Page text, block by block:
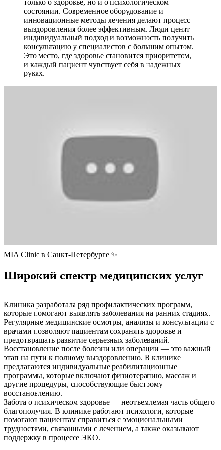
только о здоровье, но и о психологическом
состоянии. Современное оборудование и
инновационные методы лечения делают процесс
выздоровления более эффективным. Люди ценят
индивидуальный подход и возможность получить
консультацию у специалистов с большим опытом.
Это место, где здоровье становится приоритетом,
и каждый пациент чувствует себя в надежных
руках.
MIA Clinic в Санкт-Петербурге ✨
Широкий спектр медицинских услуг
Клиника разработала ряд профилактических программ,
которые помогают выявлять заболевания на ранних стадиях.
Регулярные медицинские осмотры, анализы и консультации с
врачами позволяют пациентам сохранять здоровье и
предотвращать развитие серьезных заболеваний.
Восстановление после болезни или операции — это важный
этап на пути к полному выздоровлению. В клинике
предлагаются индивидуальные реабилитационные
программы, которые включают физиотерапию, массаж и
другие процедуры, способствующие быстрому
восстановлению.
Забота о психическом здоровье — неотъемлемая часть общего
благополучия. В клинике работают психологи, которые
помогают пациентам справиться с эмоциональными
трудностями, связанными с лечением, а также оказывают
поддержку в процессе ЭКО.